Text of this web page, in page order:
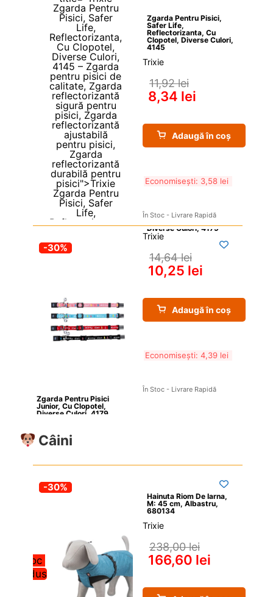
Zgarda Pentru Pisici,
Safer Life,
Reflectorizanta, Cu
Clopotel, Diverse Culori,
4145
Trixie
11,92 lei
8,34 lei
Adaugă în coș
Economisești: 3,58 lei
În Stoc - Livrare Rapidă
-30%
Zgarda Pentru Pisici
Junior, Cu Clopotel,
Diverse Culori, 4179
Trixie
14,64 lei
10,25 lei
Adaugă în coș
Economisești: 4,39 lei
În Stoc - Livrare Rapidă
Câini
Stoc
redus
-30%
Hainuta Riom De Iarna,
M: 45 cm, Albastru,
680134
Trixie
238,00 lei
166,60 lei